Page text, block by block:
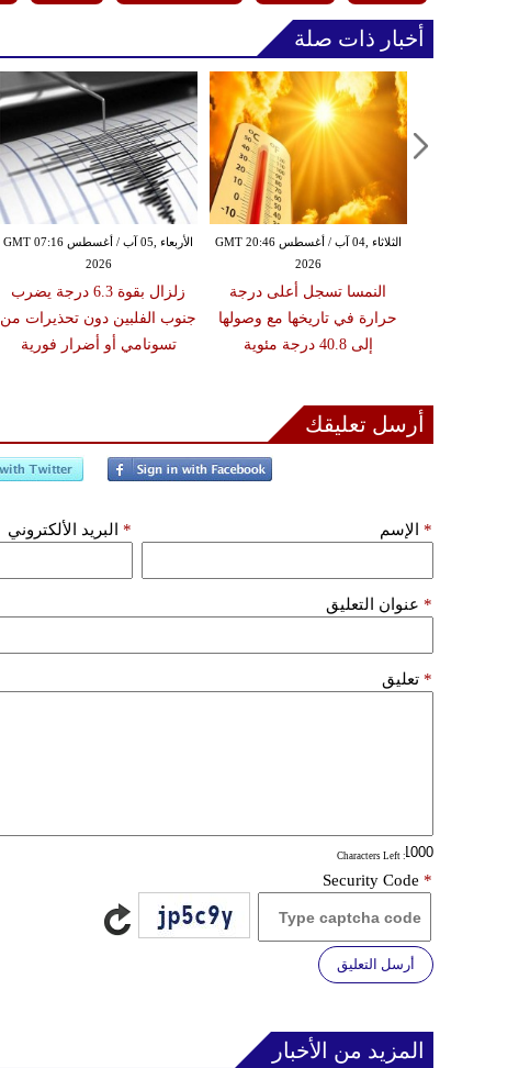
أخبار ذات صلة
الأربعاء ,05 آب / أغسطس GMT 07:16
2026
زلزال بقوة 6.3 درجة يضرب
جنوب الفلبين دون تحذيرات من
تسونامي أو أضرار فورية
الثلاثاء ,04 آب / أغسطس GMT 20:46
2026
النمسا تسجل أعلى درجة
حرارة في تاريخها مع وصولها
إلى 40.8 درجة مئوية
أرسل تعليقك
الإسم * البريد الألكتروني *
عنوان التعليق *
تعليق *
: Characters Left
Security Code *
أرسل التعليق
المزيد من الأخبار